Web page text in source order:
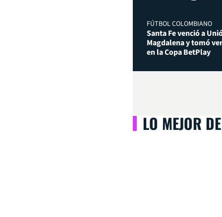
FÚTBOL COLOMBIANO
Santa Fe venció a
Magdalena y tomó
en la Copa BetPlay
LO MEJOR